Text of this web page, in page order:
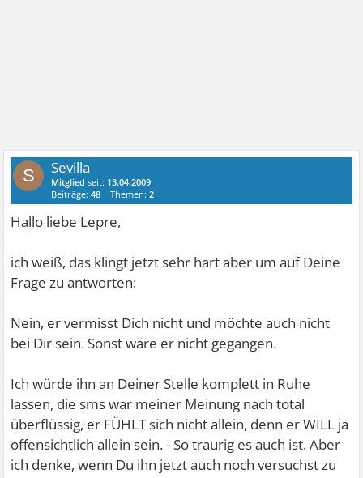
S Sevilla
Mitglied seit: 13.04.2009
Beiträge:48 Themen:2
Hallo liebe Lepre,
ich weiß, das klingt jetzt sehr hart aber um auf Deine
Frage zu antworten:
Nein, er vermisst Dich nicht und möchte auch nicht
bei Dir sein. Sonst wäre er nicht gegangen.
Ich würde ihn an Deiner Stelle komplett in Ruhe
lassen, die sms war meiner Meinung nach total
überflüssig, er FÜHLT sich nicht allein, denn er WILL ja
offensichtlich allein sein. - So traurig es auch ist. Aber
ich denke, wenn Du ihn jetzt auch noch versuchst zu